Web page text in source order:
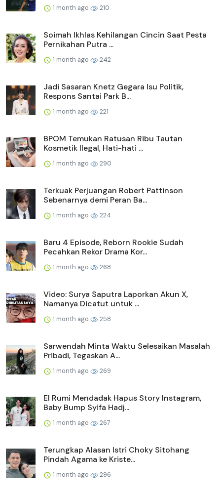
1 month ago 210
Soimah Ikhlas Kehilangan Cincin Saat Pesta
Pernikahan Putra ...
1 month ago 242
Jadi Sasaran Knetz Gegara Isu Politik,
Respons Santai Park B...
1 month ago 221
BPOM Temukan Ratusan Ribu Tautan
Kosmetik Ilegal, Hati-hati ...
1 month ago 290
Terkuak Perjuangan Robert Pattinson
Sebenarnya demi Peran Ba...
1 month ago 224
Baru 4 Episode, Reborn Rookie Sudah
Pecahkan Rekor Drama Kor...
1 month ago 268
Video: Surya Saputra Laporkan Akun X,
Namanya Dicatut untuk ...
1 month ago 258
Sarwendah Minta Waktu Selesaikan Masalah
Pribadi, Tegaskan A...
1 month ago 269
El Rumi Mendadak Hapus Story Instagram,
Baby Bump Syifa Hadj...
1 month ago 267
Terungkap Alasan Istri Choky Sitohang
Pindah Agama ke Kriste...
1 month ago 296